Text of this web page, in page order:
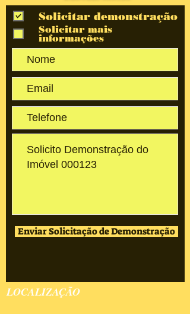
Solicitar demonstração
Solicitar mais
informações
Enviar Solicitação de Demonstração
LOCALIZAÇÃO